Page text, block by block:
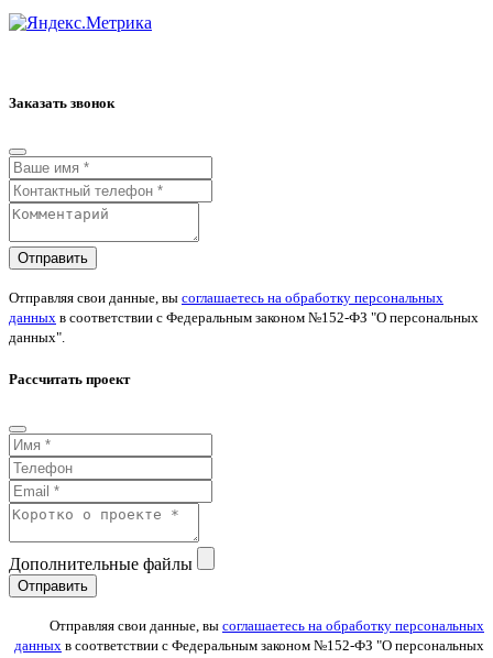
Заказать звонок
Отправить
Отправляя свои данные, вы соглашаетесь на обработку персональных
данных в соответствии с Федеральным законом №152-ФЗ "О персональных
данных".
Рассчитать проект
Дополнительные файлы
Отправить
Отправляя свои данные, вы соглашаетесь на обработку персональных
данных в соответствии с Федеральным законом №152-ФЗ "О персональных